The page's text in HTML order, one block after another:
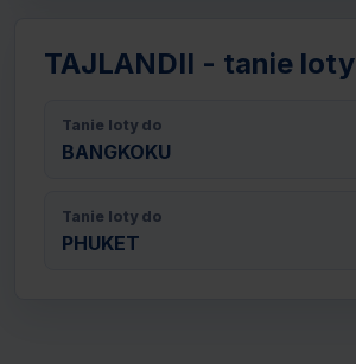
TAJLANDII - tanie loty
Tanie loty do
BANGKOKU
Tanie loty do
PHUKET